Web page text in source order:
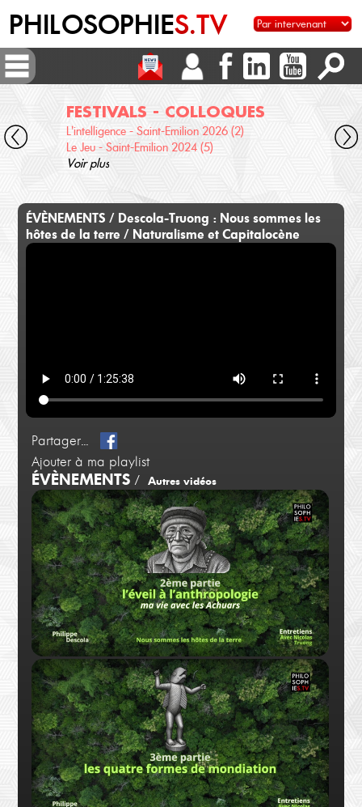
PHILOSOPHIES.TV
FESTIVALS - COLLOQUES
L'intelligence - Saint-Emilion 2026 (2)
Le Jeu - Saint-Emilion 2024 (5)
Voir plus
ÉVÈNEMENTS / Descola-Truong : Nous sommes les
hôtes de la terre / Naturalisme et Capitalocène
Partager...
Ajouter à ma playlist
ÉVÈNEMENTS /Autres vidéos
Philippe Descola, Nicolas Truong